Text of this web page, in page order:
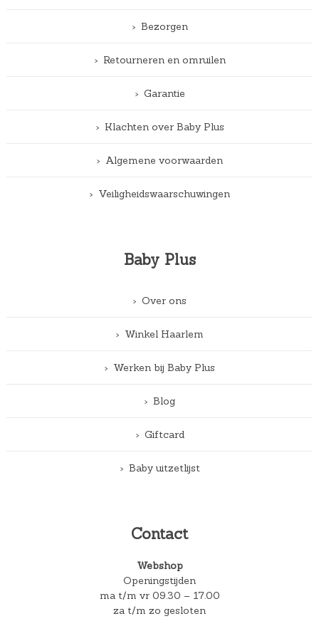
Bezorgen
Retourneren en omruilen
Garantie
Klachten over Baby Plus
Algemene voorwaarden
Veiligheidswaarschuwingen
Baby Plus
Over ons
Winkel Haarlem
Werken bij Baby Plus
Blog
Giftcard
Baby uitzetlijst
Contact
Webshop
Openingstijden
ma t/m vr 09.30 – 17.00
za t/m zo gesloten